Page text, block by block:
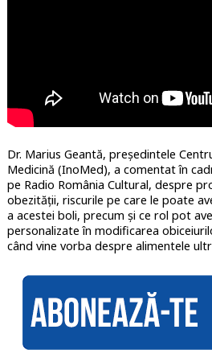
Dr. Marius Geantă, președintele
Medicină (InoMed), a comentat în
pe Radio România Cultural, despre
obezității, riscurile pe care le poate
a acestei boli, precum și ce rol pot
personalizate în modificarea
când vine vorba despre alimentele